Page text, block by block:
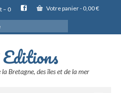
– 0 Votre panier- 0,00€
Bretagne, des îles et de la mer